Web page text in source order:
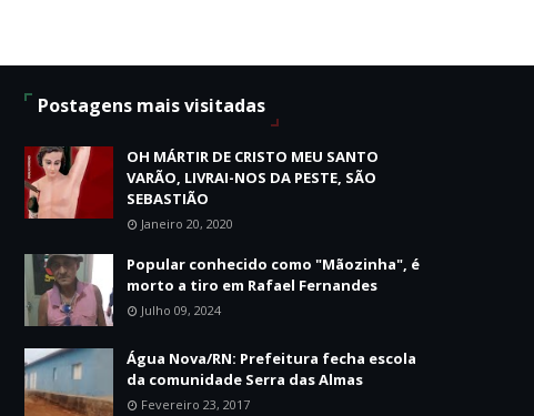
Postagens mais visitadas
OH MÁRTIR DE CRISTO MEU SANTO
VARÃO, LIVRAI-NOS DA PESTE, SÃO
SEBASTIÃO
Janeiro 20, 2020
Popular conhecido como "Mãozinha", é
morto a tiro em Rafael Fernandes
Julho 09, 2024
Água Nova/RN: Prefeitura fecha escola
da comunidade Serra das Almas
Fevereiro 23, 2017